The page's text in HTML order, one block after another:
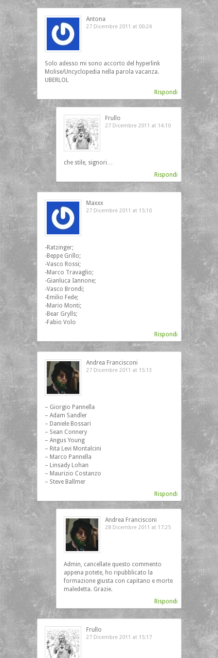
Antona
27 Dicembre 2011 at 00:24
Solo adesso mi sono accorto del hyperlink
Molise/Uncyclopedia nella parola vacanza.
UBERLOL
Rispondi
Frullo
27 Dicembre 2011 at 14:10
che stile, signori…
Rispondi
Maxxx
27 Dicembre 2011 at 15:10
-Ratzinger;
-Beppe Grillo;
-Vasco Rossi;
-Marco Travaglio;
-Gianluca Iannone;
-Vasco Brondi;
-Emilio Fede;
-Mario Monti;
-Bear Grylls;
-Fabio Volo
Rispondi
Andrea Francisconi
27 Dicembre 2011 at 15:13
– Giorgio Pannella
– Adam Sandler
– Daniele Bossari
– Sean Connery
– Angus Young
– Rita Levi Montalcini
– Marco Pannella
– Linsady Lohan
– Maurizio Costanzo
– Steve Ballmer
Rispondi
Andrea Francisconi
28 Dicembre 2011 at 17:25
Admin, cancellate questo commento
appena potete, ho ripubblicato la
formazione giusta con capitano e morte
maledetta. Grazie.
Rispondi
Frullo
27 Dicembre 2011 at 15:17